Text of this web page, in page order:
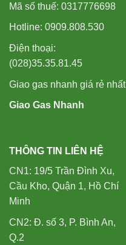
Mã số thuế: 0317776698
Hotline: 0909.808.530
Điện thoại:
(028)35.35.81.45
Giao gas nhanh giá rẻ nhất
Giao Gas Nhanh
THÔNG TIN LIÊN HỆ
CN1: 19/5 Trần Đình Xu,
Cầu Kho, Quận 1, Hồ Chí
Minh
CN2: Đ. số 3, P. Bình An,
Q.2